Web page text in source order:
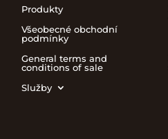
Produkty
Všeobecné obchodní
podmínky
General terms and
conditions of sale
Služby